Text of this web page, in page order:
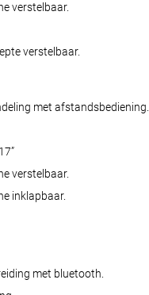
verstelbaar.
verstelbaar.
met afstandsbediening.
verstelbaar.
inklapbaar.
met bluetooth.